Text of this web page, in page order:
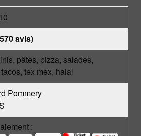
avis)
pâtes, pizza, salades,
tex mex, halal
Pommery
: